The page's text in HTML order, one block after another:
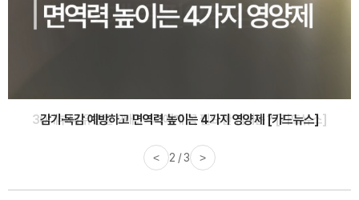
감기·독감 예방하고 면역력 높이는 4가지 영양제 [카드뉴스]
< 3 / 3 >